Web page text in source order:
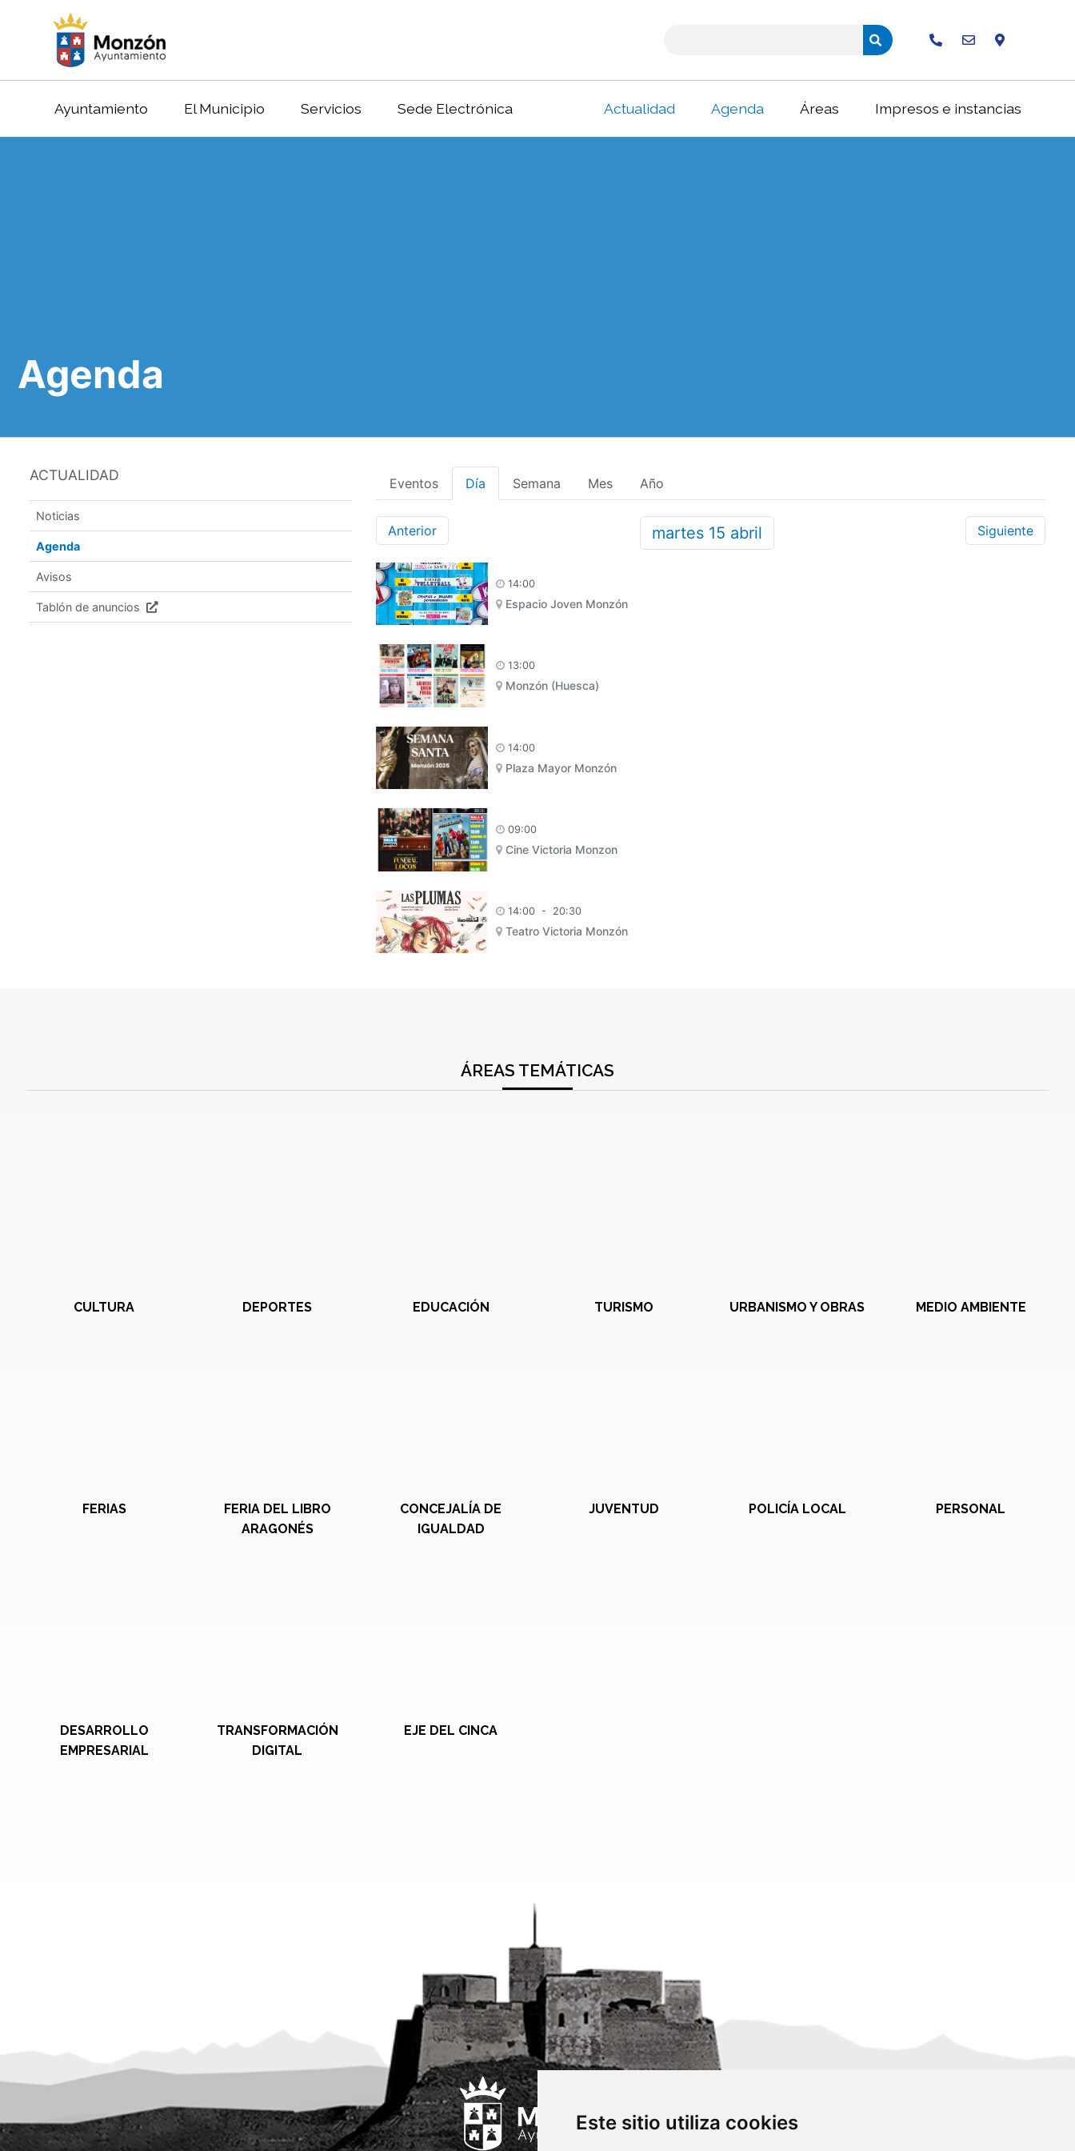
Este sitio utiliza cookies
Ayuntamiento El Municipio Servicios Sede Electrónica Actualidad Agenda Áreas Impresos e instancias
Agenda
ACTUALIDAD
Noticias
Agenda
Avisos
Tablón de anuncios
Eventos Día Semana Mes Año
Anterior martes 15 abril Siguiente
14:00
Espacio Joven Monzón
13:00
Monzón (Huesca)
14:00
Plaza Mayor Monzón
09:00
Cine Victoria Monzon
14:00 - 20:30
Teatro Victoria Monzón
ÁREAS TEMÁTICAS
CULTURA DEPORTES EDUCACIÓN TURISMO URBANISMO Y OBRAS MEDIO AMBIENTE
FERIAS
FERIA DEL LIBRO
ARAGONÉS
CONCEJALÍA DE
IGUALDAD
JUVENTUD POLICÍA LOCAL PERSONAL
DESARROLLO
EMPRESARIAL
TRANSFORMACIÓN
DIGITAL
EJE DEL CINCA